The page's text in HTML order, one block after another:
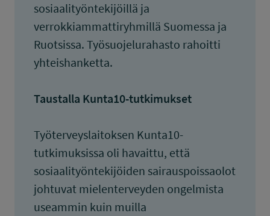
sosiaalityöntekijöillä ja
verrokkiammattiryhmillä Suomessa ja
Ruotsissa. Työsuojelurahasto rahoitti
yhteishanketta.
Taustalla Kunta10-tutkimukset
Työterveyslaitoksen Kunta10-
tutkimuksissa oli havaittu, että
sosiaalityöntekijöiden sairauspoissaolot
johtuvat mielenterveyden ongelmista
useammin kuin muilla